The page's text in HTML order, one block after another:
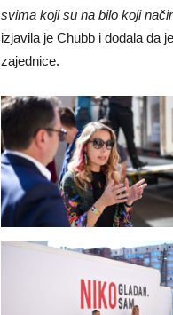
svima koji su na bilo koji
izjavila je Chubb i dodala da
zajednice.